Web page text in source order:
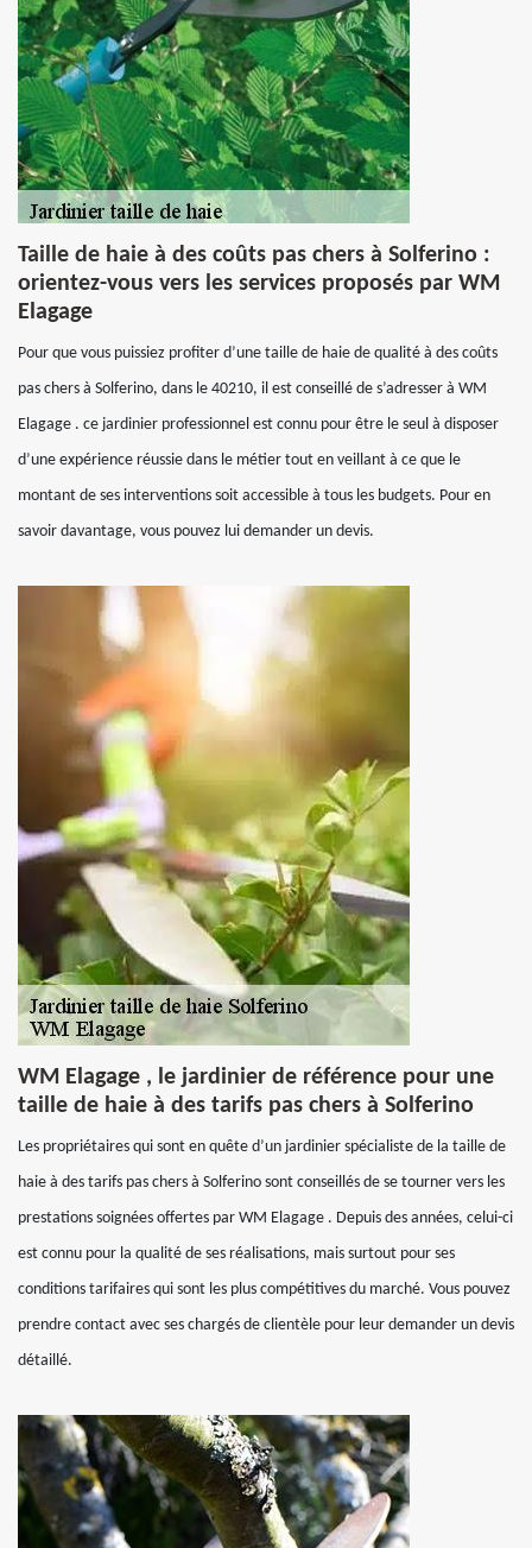
Taille de haie à des coûts pas chers à Solferino :
orientez-vous vers les services proposés par WM
Elagage
Pour que vous puissiez profiter d’une taille de haie de qualité à des coûts
pas chers à Solferino, dans le 40210, il est conseillé de s’adresser à WM
Elagage . ce jardinier professionnel est connu pour être le seul à disposer
d’une expérience réussie dans le métier tout en veillant à ce que le
montant de ses interventions soit accessible à tous les budgets. Pour en
savoir davantage, vous pouvez lui demander un devis.
WM Elagage , le jardinier de référence pour une
taille de haie à des tarifs pas chers à Solferino
Les propriétaires qui sont en quête d’un jardinier spécialiste de la taille de
haie à des tarifs pas chers à Solferino sont conseillés de se tourner vers les
prestations soignées offertes par WM Elagage . Depuis des années, celui-ci
est connu pour la qualité de ses réalisations, mais surtout pour ses
conditions tarifaires qui sont les plus compétitives du marché. Vous pouvez
prendre contact avec ses chargés de clientèle pour leur demander un devis
détaillé.